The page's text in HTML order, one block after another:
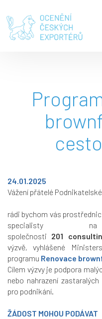
24.01.2025
Vážení přátelé
rádi bychom vás
společnosti 201
výzvě, vyhlášené
programu Renovace
Cílem výzvy je podpora
nebo nahrazení
pro podnikání.
ŽÁDOST MOHOU PODÁVAT